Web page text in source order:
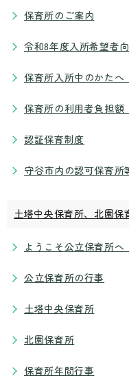
保育所のご案内
令和8年度入所希望者
保育所入所中のかたへ
保育所の利用者負担額
認証保育制度
守谷市内の認可保育所
土塔中央保育所、北園保
ようこそ公立保育所へ
公立保育所の行事
土塔中央保育所
北園保育所
保育所年間行事